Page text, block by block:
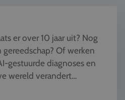
er over 10 jaar uit? Nog
Of werken
gestuurde diagnoses en
wereld verandert